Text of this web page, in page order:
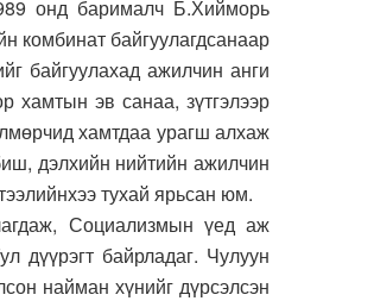
онд барималч Б.Хийморь
комбинат байгуулагдсанаар
байгуулахад ажилчин анги
хамтын эв санаа, зүтгэлээр
хамтдаа урагш алхаж
дэлхийн нийтийн ажилчин
тухай ярьсан юм.
Социализмын үед аж
дүүрэгт байрладаг. Чулуун
найман хүнийг дүрсэлсэн